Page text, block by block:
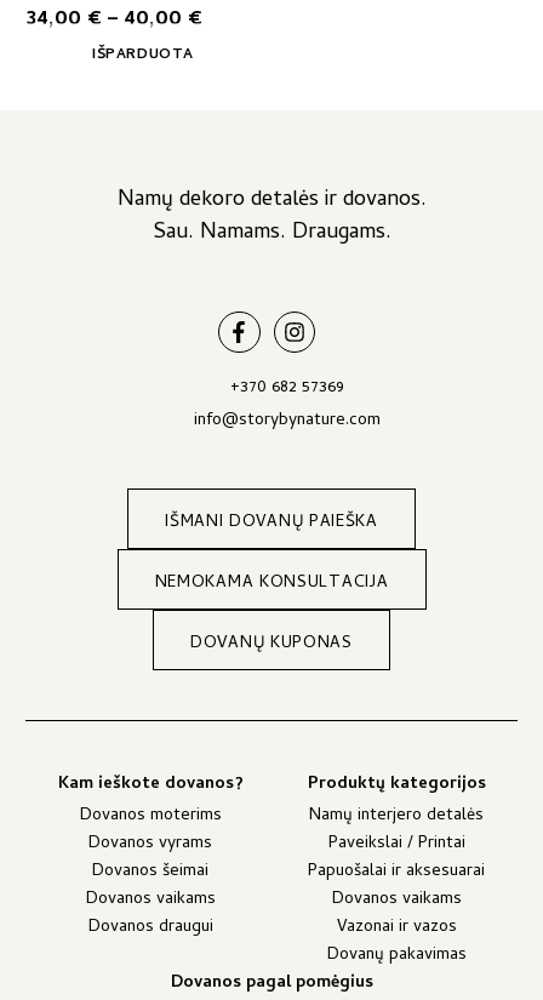
34,00 € – 40,00 €
IŠPARDUOTA
chosen
Namų dekoro detalės ir dovanos.
Sau. Namams. Draugams.
+370 682 57369
info@storybynature.com
IŠMANI DOVANŲ PAIEŠKA
NEMOKAMA KONSULTACIJA
DOVANŲ KUPONAS
Kam ieškote dovanos?
Dovanos moterims
Dovanos vyrams
Dovanos šeimai
Dovanos vaikams
Dovanos draugui
Produktų kategorijos
Namų interjero detalės
Paveikslai / Printai
Papuošalai ir aksesuarai
Dovanos vaikams
Vazonai ir vazos
Dovanų pakavimas
Dovanos pagal pomėgius